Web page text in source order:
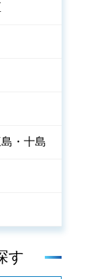
・十島
す